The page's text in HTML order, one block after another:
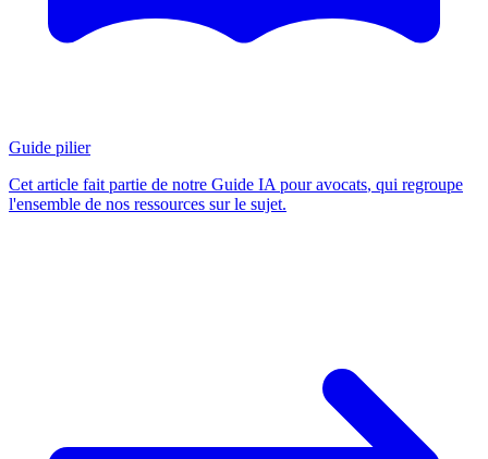
Guide pilier
Cet article fait partie de notre Guide IA pour avocats, qui regroupe
l'ensemble de nos ressources sur le sujet.